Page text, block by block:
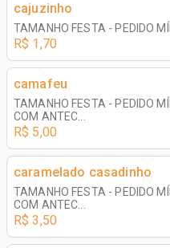
cajuzinho
TAMANHO FESTA - PEDIDO
R$ 1,70
camafeu
TAMANHO FESTA - PEDIDO
COM ANTEC...
R$ 5,00
caramelado casadinho
TAMANHO FESTA - PEDIDO
COM ANTEC...
R$ 3,50